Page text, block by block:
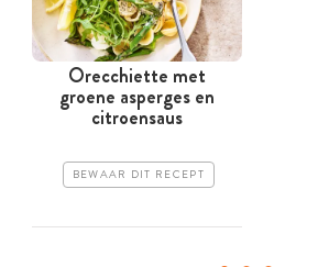
Orecchiette met
groene asperges en
citroensaus
BEWAAR DIT RECEPT